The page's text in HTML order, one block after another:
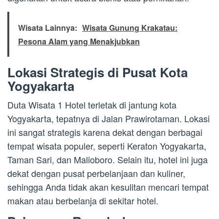
Wisata Lainnya: Wisata Gunung Krakatau:
Pesona Alam yang Menakjubkan
Lokasi Strategis di Pusat Kota
Yogyakarta
Duta Wisata 1 Hotel terletak di jantung kota
Yogyakarta, tepatnya di Jalan Prawirotaman. Lokasi
ini sangat strategis karena dekat dengan berbagai
tempat wisata populer, seperti Keraton Yogyakarta,
Taman Sari, dan Malioboro. Selain itu, hotel ini juga
dekat dengan pusat perbelanjaan dan kuliner,
sehingga Anda tidak akan kesulitan mencari tempat
makan atau berbelanja di sekitar hotel.